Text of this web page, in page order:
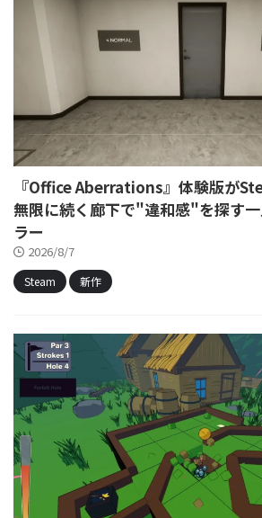
『Office Aberrations』体験版が
無限に続く廊下で"違和感"を探す
ラー
2026/8/7
Steam 新作